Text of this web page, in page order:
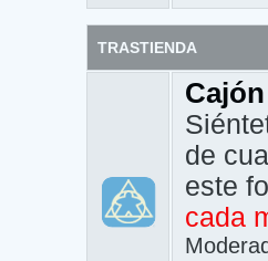
TRASTIENDA
de
este
cada